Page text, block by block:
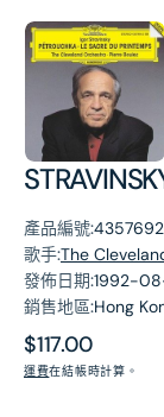
產品編號:4357692
歌手:The
發佈日期:1992-
銷售地區:Hong
原
價
$117.00
運費在結帳時計算。